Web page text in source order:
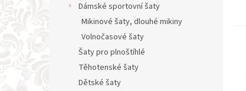
Dámské sportovní šaty
Mikinové šaty, dlouhé mikiny
Volnočasové šaty
Šaty pro plnoštíhlé
Těhotenské šaty
Dětské šaty